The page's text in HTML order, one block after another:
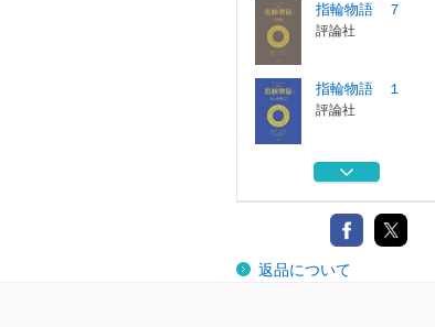
指輪物語 ７
評論社
指輪物語 １
評論社
指輪物語 ２
指輪物語 ３
評論社
返品について